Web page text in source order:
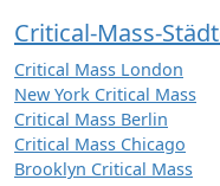
Critical-Mass-
Critical Mass London
New York Critical Mass
Critical Mass Berlin
Critical Mass Chicago
Brooklyn Critical Mass